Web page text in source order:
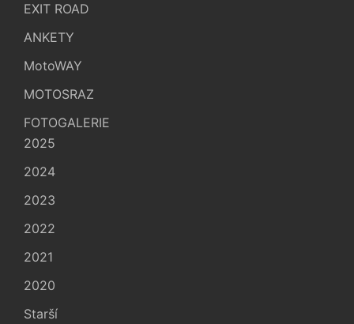
EXIT ROAD
ANKETY
MotoWAY
MOTOSRAZ
FOTOGALERIE
2025
2024
2023
2022
2021
2020
Starší